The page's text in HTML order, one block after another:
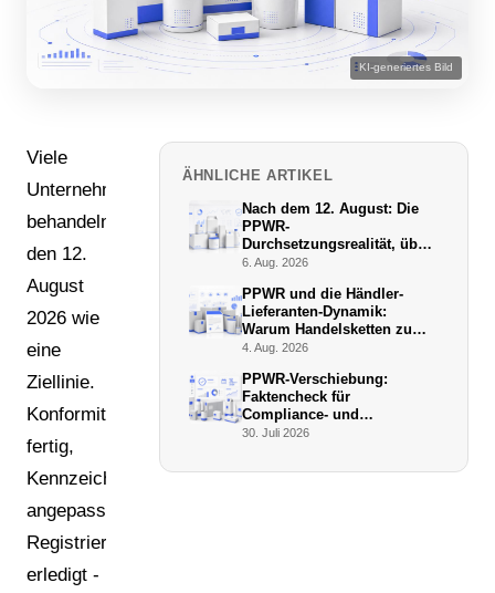
KI-generiertes Bild
Viele
Unternehmen
behandeln
den 12.
August
2026 wie
eine
Ziellinie.
Konformitätserklärung
fertig,
Kennzeichnung
angepasst,
Registrierung
erledigt -
ÄHNLICHE ARTIKEL
Nach dem 12. August: Die
PPWR-
Durchsetzungsrealität, über
die niemand schreibt
6. Aug. 2026
PPWR und die Händler-
Lieferanten-Dynamik:
Warum Handelsketten zu
De-facto-Vollstreckern
4. Aug. 2026
PPWR-Verschiebung:
Faktencheck für
Compliance- und
Verpackungsmanager (Juli
30. Juli 2026